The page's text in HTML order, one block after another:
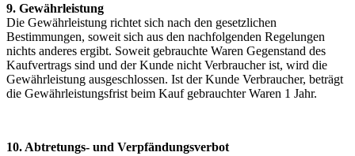
9. Gewährleistung
Die Gewährleistung richtet sich nach den gesetzlichen
Bestimmungen, soweit sich aus den nachfolgenden Regelungen
nichts anderes ergibt. Soweit gebrauchte Waren Gegenstand des
Kaufvertrags sind und der Kunde nicht Verbraucher ist, wird die
Gewährleistung ausgeschlossen. Ist der Kunde Verbraucher, beträgt
die Gewährleistungsfrist beim Kauf gebrauchter Waren 1 Jahr.
10. Abtretungs- und Verpfändungsverbot